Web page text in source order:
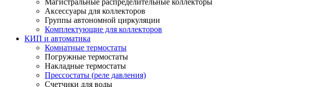
Магистральные распределительные коллекторы
Аксессуары для коллекторов
Группы автономной циркуляции
Комплектующие для коллекторов
КИП и автоматика
Комнатные термостаты
Погружные термостаты
Накладные термостаты
Прессостаты (реле давления)
Счетчики для воды